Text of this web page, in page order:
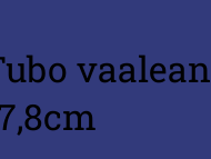
vaalean